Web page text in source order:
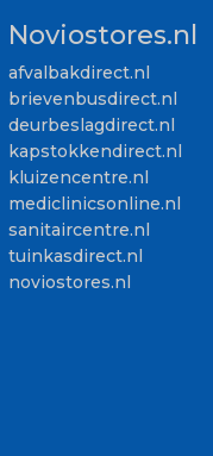
Noviostores.nl
afvalbakdirect.nl
brievenbusdirect.nl
deurbeslagdirect.nl
kapstokkendirect.nl
kluizencentre.nl
mediclinicsonline.nl
sanitaircentre.nl
tuinkasdirect.nl
noviostores.nl